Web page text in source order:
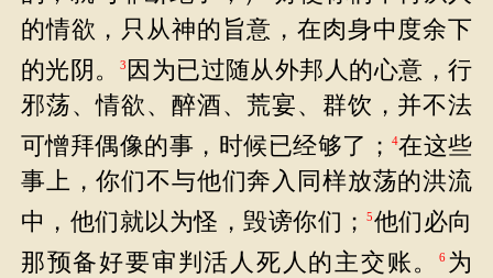
的情欲，只从神的旨意，在肉身中度余下
的光阴。
3 因为已过随从外邦人的心意，行
邪荡、情欲、醉酒、荒宴、群饮，并不法
可憎拜偶像的事，时候已经够了；
4在这些
事上，你们不与他们奔入同样放荡的洪流
中，他们就以为怪，毁谤你们；5他们必向
那预备好要审判活人死人的主交账。6 为